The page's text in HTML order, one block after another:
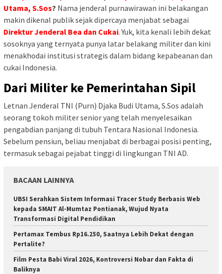
Utama, S.Sos? Nama jenderal purnawirawan ini belakangan
makin dikenal publik sejak dipercaya menjabat sebagai
Direktur Jenderal Bea dan Cukai.Yuk, kita kenali lebih dekat
sosoknya yang ternyata punya latar belakang militer dan kini
menakhodai institusi strategis dalam bidang kepabeanan dan
cukai Indonesia.
Dari Militer ke Pemerintahan Sipil
Letnan Jenderal TNI (Purn) Djaka Budi Utama, S.Sos adalah
seorang tokoh militer senior yang telah menyelesaikan
pengabdian panjang di tubuh Tentara Nasional Indonesia.
Sebelum pensiun, beliau menjabat di berbagai posisi penting,
termasuk sebagai pejabat tinggi di lingkungan TNI AD.
BACAAN LAINNYA
UBSI Serahkan Sistem Informasi Tracer Study Berbasis Web
kepada SMAIT Al-Mumtaz Pontianak, Wujud Nyata
Transformasi Digital Pendidikan
Pertamax Tembus Rp16.250, Saatnya Lebih Dekat dengan
Pertalite?
Film Pesta Babi Viral 2026, Kontroversi Nobar dan Fakta di
Baliknya